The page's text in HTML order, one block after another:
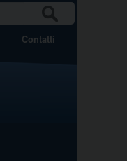
CA
Contatti